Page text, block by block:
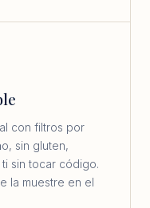
con filtros por
sin gluten,
sin tocar código.
la muestre en el